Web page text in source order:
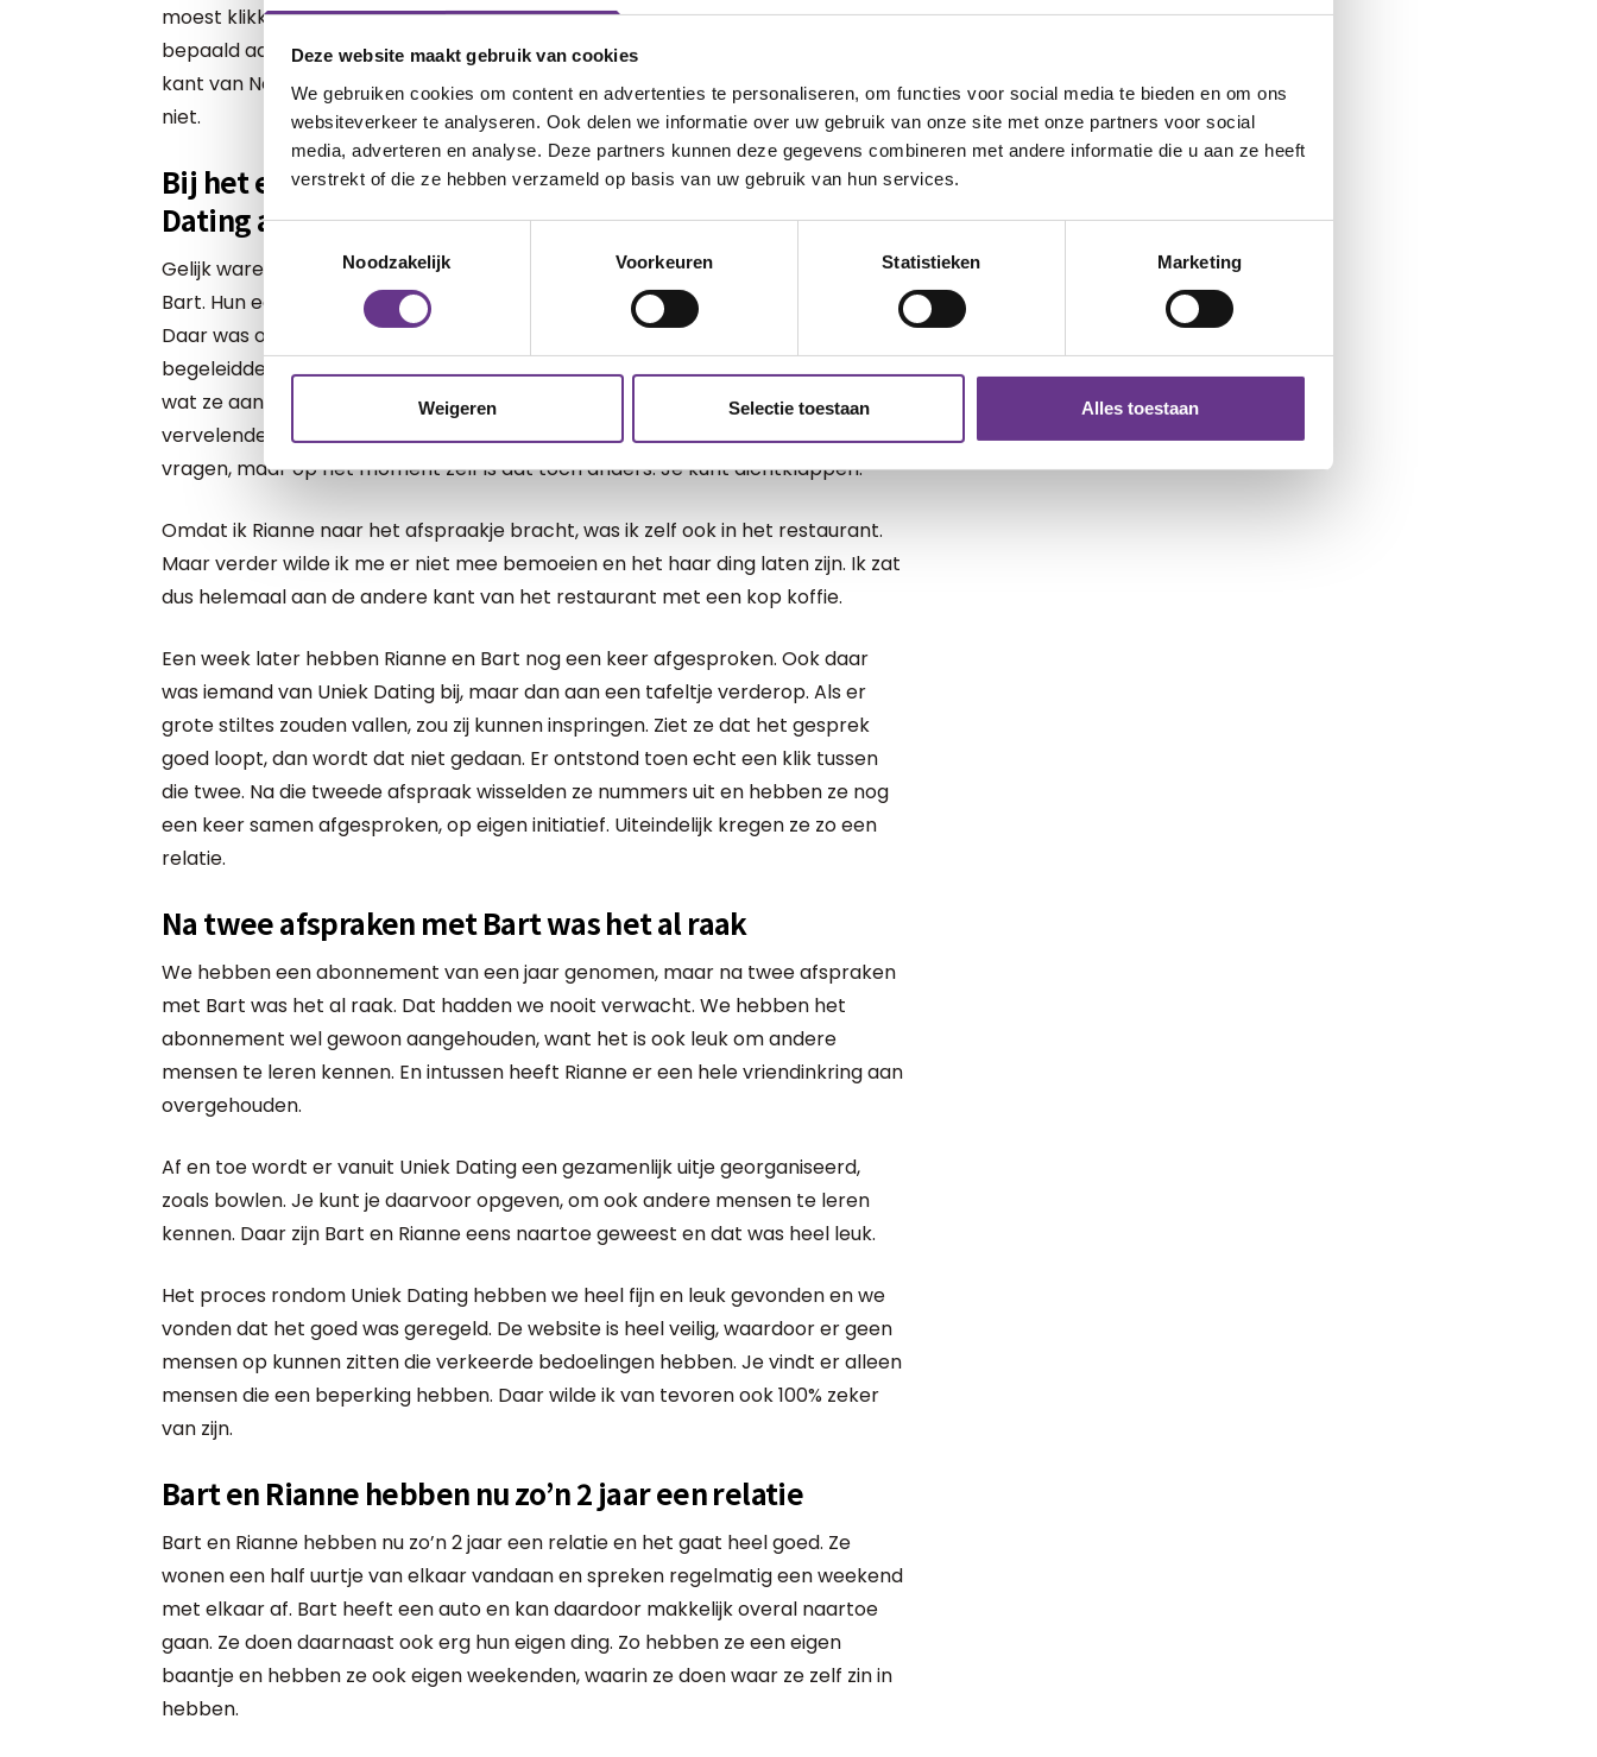
Deze website maakt gebruik van cookies
We gebruiken cookies om content en advertenties te personaliseren, om functies voor social media te bieden en om ons
websiteverkeer te analyseren. Ook delen we informatie over uw gebruik van onze site met onze partners voor social
media, adverteren en analyse. Deze partners kunnen deze gegevens combineren met andere informatie die u aan ze heeft
verstrekt of die ze hebben verzameld op basis van uw gebruik van hun services.
Toestemmingsselectie
Noodzakelijk
Voorkeuren Statistieken Marketing
Weigeren Selectie toestaan Alles toestaan
moest klikken. Dat wees erg voor zich. We zochten in een straal van een
bepaald aantal kilometers. Ze kan wel met iemand matchen die aan de andere
kant van Nederland woont, maar daar kan ze niet zelf komen. Dat werkt dus
niet.
Bij het eerste afspraakje was een begeleider van Uniek
Dating aanwezig
Gelijk waren er een aantal mensen met wie Rianne kon afspreken, waaronder
Bart. Hun eerste afspraakje was in het restaurant van een hotel in de buurt.
Daar was ook een begeleider bij van Uniek Dating. Ze zat bij hen aan tafel en
begeleidde hen in het gesprek. Zo zou voorkomen worden dat ze niet wisten
wat ze aan elkaar moesten vragen of moesten zeggen. Dat voorkomt
vervelende stiltes. Ik had van tevoren wel met Rianne besproken wat ze kon
vragen, maar op het moment zelf is dat toch anders. Je kunt dichtklappen.
Omdat ik Rianne naar het afspraakje bracht, was ik zelf ook in het restaurant.
Maar verder wilde ik me er niet mee bemoeien en het haar ding laten zijn. Ik zat
dus helemaal aan de andere kant van het restaurant met een kop koffie.
Een week later hebben Rianne en Bart nog een keer afgesproken. Ook daar
was iemand van Uniek Dating bij, maar dan aan een tafeltje verderop. Als er
grote stiltes zouden vallen, zou zij kunnen inspringen. Ziet ze dat het gesprek
goed loopt, dan wordt dat niet gedaan. Er ontstond toen echt een klik tussen
die twee. Na die tweede afspraak wisselden ze nummers uit en hebben ze nog
een keer samen afgesproken, op eigen initiatief. Uiteindelijk kregen ze zo een
relatie.
Na twee afspraken met Bart was het al raak
We hebben een abonnement van een jaar genomen, maar na twee afspraken
met Bart was het al raak. Dat hadden we nooit verwacht. We hebben het
abonnement wel gewoon aangehouden, want het is ook leuk om andere
mensen te leren kennen. En intussen heeft Rianne er een hele vriendinkring aan
overgehouden.
Af en toe wordt er vanuit Uniek Dating een gezamenlijk uitje georganiseerd,
zoals bowlen. Je kunt je daarvoor opgeven, om ook andere mensen te leren
kennen. Daar zijn Bart en Rianne eens naartoe geweest en dat was heel leuk.
Het proces rondom Uniek Dating hebben we heel fijn en leuk gevonden en we
vonden dat het goed was geregeld. De website is heel veilig, waardoor er geen
mensen op kunnen zitten die verkeerde bedoelingen hebben. Je vindt er alleen
mensen die een beperking hebben. Daar wilde ik van tevoren ook 100% zeker
van zijn.
Bart en Rianne hebben nu zo’n 2 jaar een relatie
Bart en Rianne hebben nu zo’n 2 jaar een relatie en het gaat heel goed. Ze
wonen een half uurtje van elkaar vandaan en spreken regelmatig een weekend
met elkaar af. Bart heeft een auto en kan daardoor makkelijk overal naartoe
gaan. Ze doen daarnaast ook erg hun eigen ding. Zo hebben ze een eigen
baantje en hebben ze ook eigen weekenden, waarin ze doen waar ze zelf zin in
hebben.